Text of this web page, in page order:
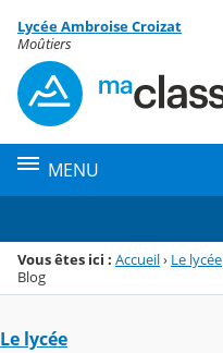
Menu de la rubrique
Contenu
Lycée Ambroise Croizat
Moûtiers
MENU
Vous êtes ici : Accueil› Le lycée
Blog
Le lycée